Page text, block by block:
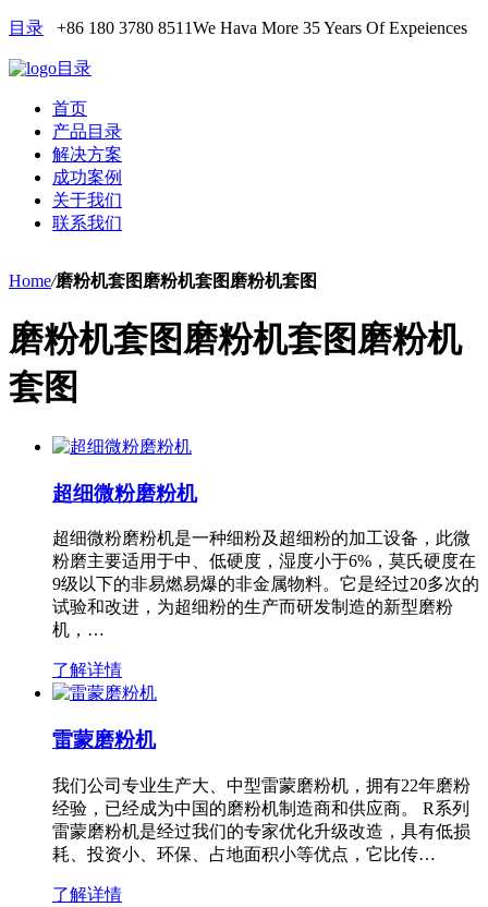
目录 +86 180 3780 8511We Hava More 35 Years Of Expeiences
目录
首页
产品目录
解决方案
成功案例
关于我们
联系我们
Home/磨粉机套图磨粉机套图磨粉机套图
磨粉机套图磨粉机套图磨粉机
套图
超细微粉磨粉机
超细微粉磨粉机是一种细粉及超细粉的加工设备，此微
粉磨主要适用于中、低硬度，湿度小于6%，莫氏硬度在
9级以下的非易燃易爆的非金属物料。它是经过20多次的
试验和改进，为超细粉的生产而研发制造的新型磨粉
机，…
了解详情
雷蒙磨粉机
我们公司专业生产大、中型雷蒙磨粉机，拥有22年磨粉
经验，已经成为中国的磨粉机制造商和供应商。 R系列
雷蒙磨粉机是经过我们的专家优化升级改造，具有低损
耗、投资小、环保、占地面积小等优点，它比传…
了解详情